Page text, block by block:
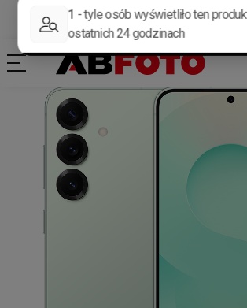
Darmowa dostawa od 400